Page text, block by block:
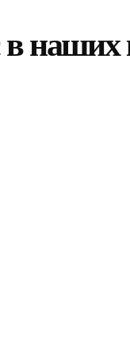
наших